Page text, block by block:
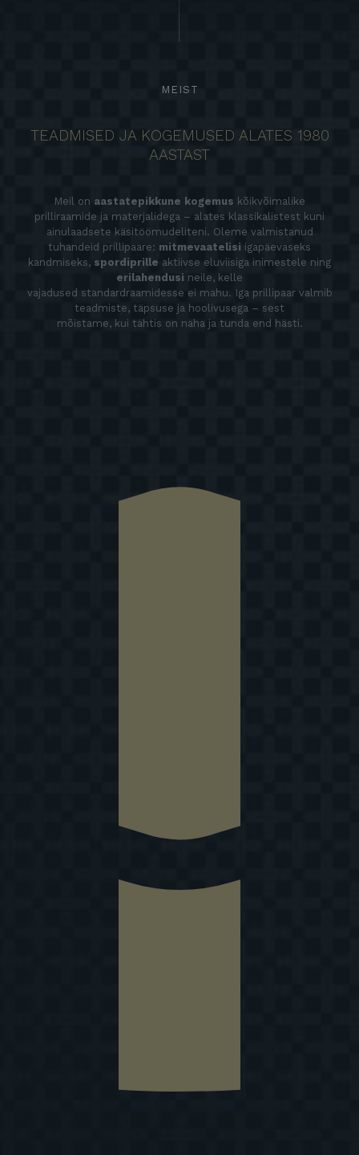
MEIST
TEADMISED JA KOGEMUSED ALATES 1980
AASTAST
Meil on aastatepikkune kogemus kõikvõimalike
prilliraamide ja materjalidega – alates klassikalistest kuni
ainulaadsete käsitöömudeliteni. Oleme valmistanud
tuhandeid prillipaare: mitmevaatelisi igapäevaseks
kandmiseks, spordiprille aktiivse eluviisiga inimestele ning
erilahendusi neile, kelle
vajadused standardraamidesse ei mahu. Iga prillipaar valmib
teadmiste, täpsuse ja hoolivusega – sest
mõistame, kui tähtis on näha ja tunda end hästi.